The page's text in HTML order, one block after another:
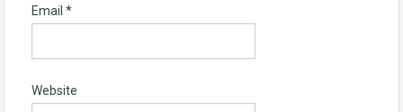
Email *
Website